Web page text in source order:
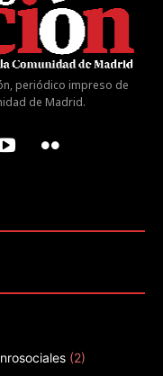
periódico impreso de
de Madrid.
(2)